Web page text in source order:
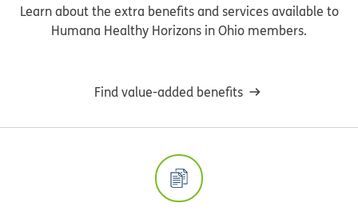
Learn about the extra benefits and services available to
Humana Healthy Horizons in Ohio members.
Find value-added benefits